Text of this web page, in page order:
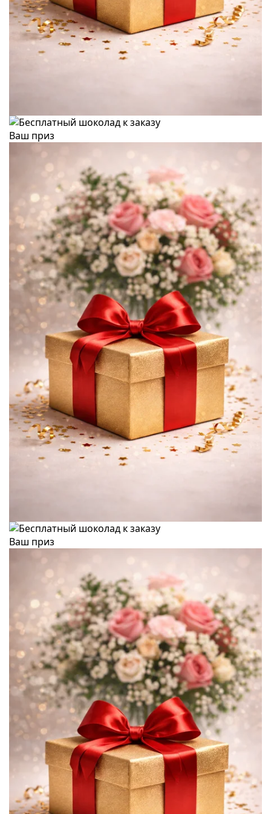
Ваш приз
Ваш приз